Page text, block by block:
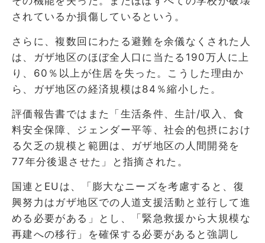
されているか損傷しているという。
さらに、複数回にわたる避難を余儀なくされた人
は、ガザ地区のほぼ全人口に当たる190万人に上
り、60％以上が住居を失った。こうした理由か
ら、ガザ地区の経済規模は84％縮小した。
評価報告書ではまた「生活条件、生計/収入、食
料安全保障、ジェンダー平等、社会的包摂におけ
る欠乏の規模と範囲は、ガザ地区の人間開発を
77年分後退させた」と指摘された。
国連とEUは、「膨大なニーズを考慮すると、復
興努力はガザ地区での人道支援活動と並行して進
める必要がある」とし、「緊急救援から大規模な
再建への移行」を確保する必要があると強調し